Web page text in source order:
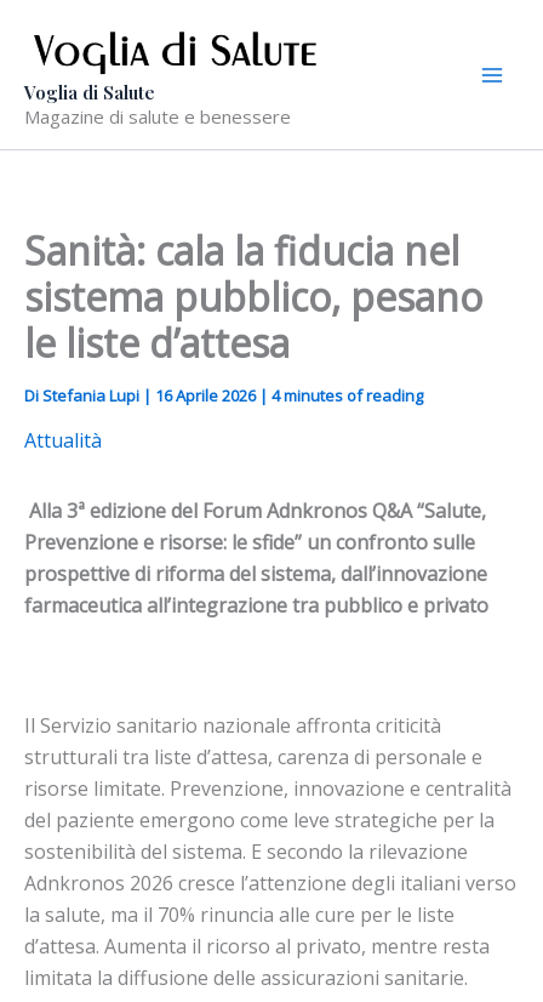
contenuto
Voglia di Salute
Magazine di salute e benessere
Sanità: cala la fiducia nel
sistema pubblico, pesano
le liste d’attesa
DiStefania Lupi | 16 Aprile 2026 | 4 minutes of reading
Attualità
Alla 3ª edizione del Forum Adnkronos Q&A “Salute,
Prevenzione e risorse: le sfide” un confronto sulle
prospettive di riforma del sistema, dall’innovazione
farmaceutica all’integrazione tra pubblico e privato
Il Servizio sanitario nazionale affronta criticità
strutturali tra liste d’attesa, carenza di personale e
risorse limitate. Prevenzione, innovazione e centralità
del paziente emergono come leve strategiche per la
sostenibilità del sistema. E secondo la rilevazione
Adnkronos 2026 cresce l’attenzione degli italiani verso
la salute, ma il 70% rinuncia alle cure per le liste
d’attesa. Aumenta il ricorso al privato, mentre resta
limitata la diffusione delle assicurazioni sanitarie.